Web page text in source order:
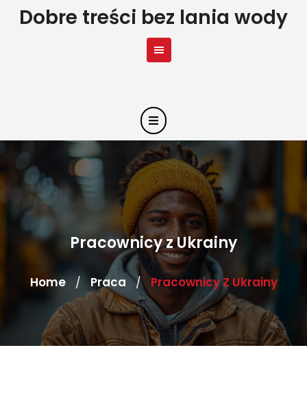
SkipDobre treści bez lania wody
Pracownicy z Ukrainy
Home / Praca / Pracownicy Z Ukrainy